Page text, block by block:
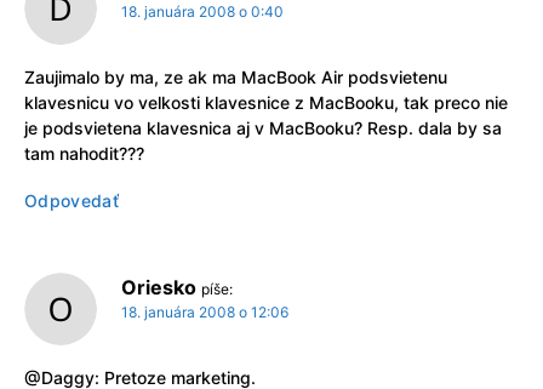
18. januára 2008 o 0:40
Zaujimalo by ma, ze ak ma MacBook Air podsvietenu
klavesnicu vo velkosti klavesnice z MacBooku, tak preco nie
je podsvietena klavesnica aj v MacBooku? Resp. dala by sa
tam nahodit???
Odpovedať
Oriesko píše:
18. januára 2008 o 12:06
@Daggy: Pretoze marketing.